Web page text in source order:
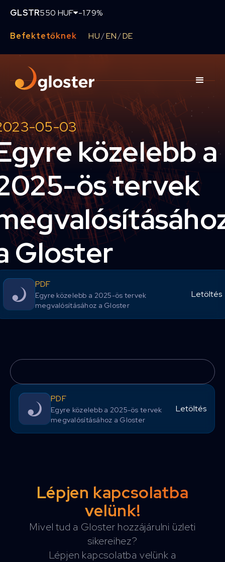
GLSTR550 HUF -1.79%
Befektetőknek HU /EN /DE
05-03
közelebb a
ös tervek
Gloster
PDF
Egyre közelebb a 2025-ös tervek
megvalósításához a Gloster
Letöltés
PDF
Egyre közelebb a 2025-ös tervek
megvalósításához a Gloster
Letöltés
Lépjen kapcsolatba
velünk!
Mivel tud a Gloster hozzájárulni üzleti
sikereihez?
Lépjen kapcsolatba velünk a